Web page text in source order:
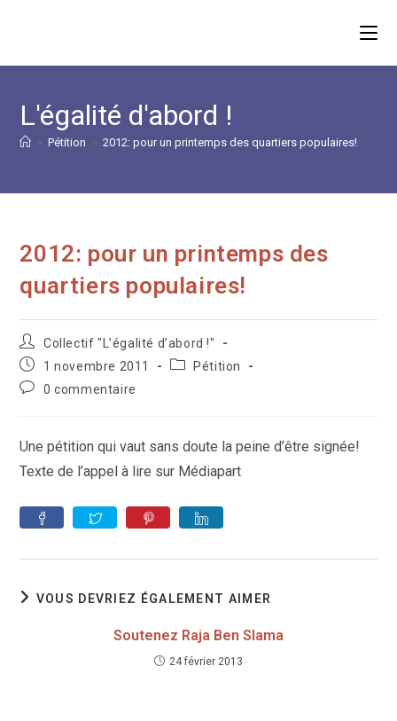
L'égalité d'abord !
> Pétition > 2012: pour un printemps des quartiers populaires!
2012: pour un printemps des
quartiers populaires!
Auteur/autrice
de
la
publication :
Collectif "L’égalité d’abord !"
Publication
publiée :
1 novembre 2011
PostPétition
Commentaires
0 commentaire
Une pétition qui vaut sans doute la peine d’être signée!
Texte de l’appel à lire sur Médiapart
VOUS DEVRIEZ ÉGALEMENT AIMER
Soutenez Raja Ben Slama
24 février 2013